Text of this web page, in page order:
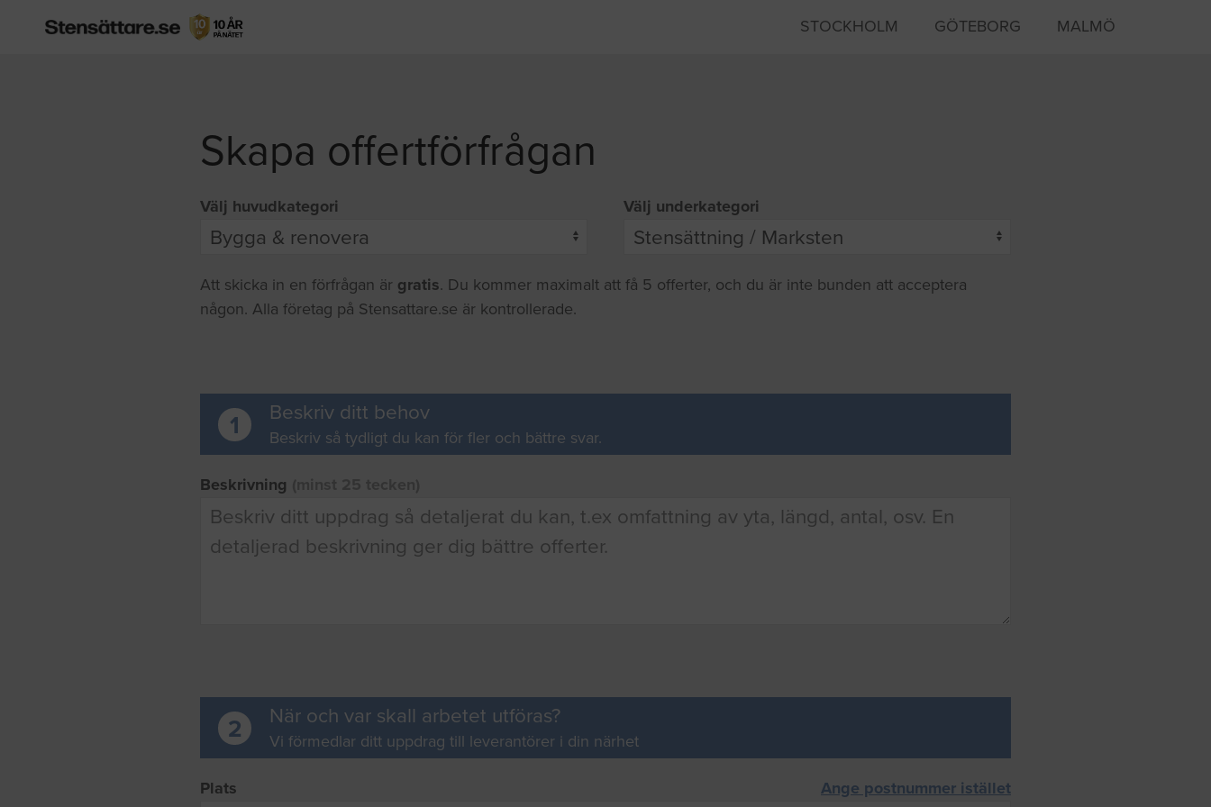
STOCKHOLM GÖTEBORG MALMÖ
Skapa offertförfrågan
Välj huvudkategori Välj underkategori
Att skicka in en förfrågan är gratis. Du kommer maximalt att få 5 offerter, och du är inte bunden att acceptera
någon. Alla företag på Stensattare.se är kontrollerade.
1 Beskriv ditt behov
Beskriv så tydligt du kan för fler och bättre svar.
Beskrivning
2 När och var skall arbetet utföras?
Vi förmedlar ditt uppdrag till leverantörer i din närhet
Plats Ange postnummer istället